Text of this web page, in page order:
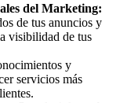
del Marketing:
de tus anuncios y
visibilidad de tus
y
servicios más